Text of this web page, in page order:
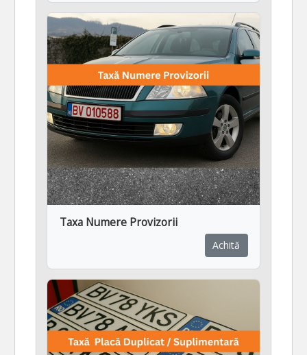
Taxa Numere Provizorii
Achită